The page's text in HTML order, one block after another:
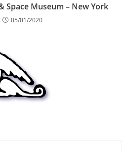
Space Museum – New York
05/01/2020